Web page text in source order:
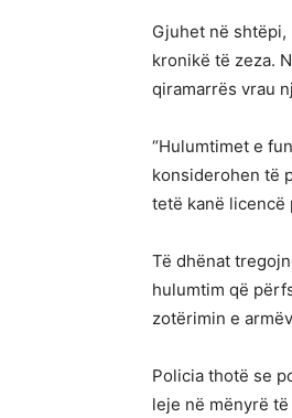
Gjuhet në
kronikë të zeza.
qiramarrës vrau
“Hulumtimet e
konsiderohen të
tetë kanë licencë
Të dhënat
hulumtim që
zotërimin e
Policia thotë se
leje në mënyrë